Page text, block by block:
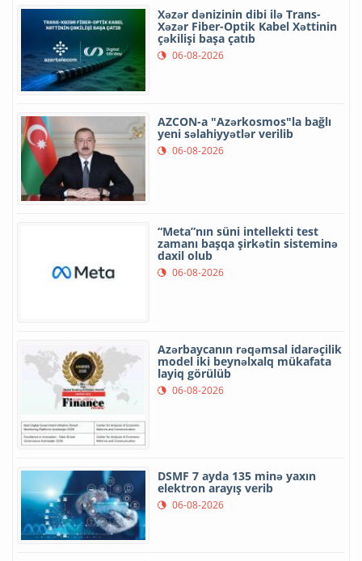
Xəzər dənizinin dibi ilə Trans-
Xəzər Fiber-Optik Kabel Xəttinin
çəkilişi başa çatıb
06-08-2026
AZCON-a "Azərkosmos"la bağlı
yeni səlahiyyətlər verilib
06-08-2026
“Meta”nın süni intellekti test
zamanı başqa şirkətin sisteminə
daxil olub
06-08-2026
Azərbaycanın rəqəmsal idarəçilik
model iki beynəlxalq mükafata
layiq görülüb
06-08-2026
DSMF 7 ayda 135 minə yaxın
elektron arayış verib
06-08-2026